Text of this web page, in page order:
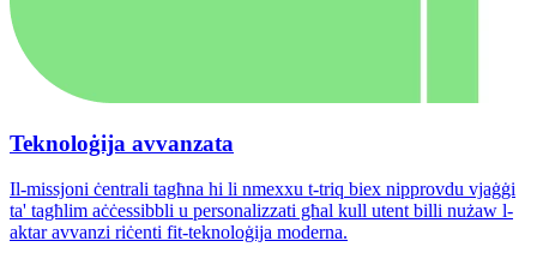
Teknoloġija avvanzata
Il-missjoni ċentrali tagħna hi li nmexxu t-triq biex nipprovdu vjaġġi
ta' tagħlim aċċessibbli u personalizzati għal kull utent billi nużaw l-
aktar avvanzi riċenti fit-teknoloġija moderna.